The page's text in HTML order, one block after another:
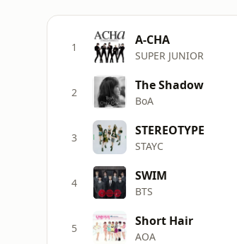
1 A-CHA
SUPER JUNIOR
2 The Shadow
BoA
3 STEREOTYPE
STAYC
4 SWIM
BTS
5 Short Hair
AOA